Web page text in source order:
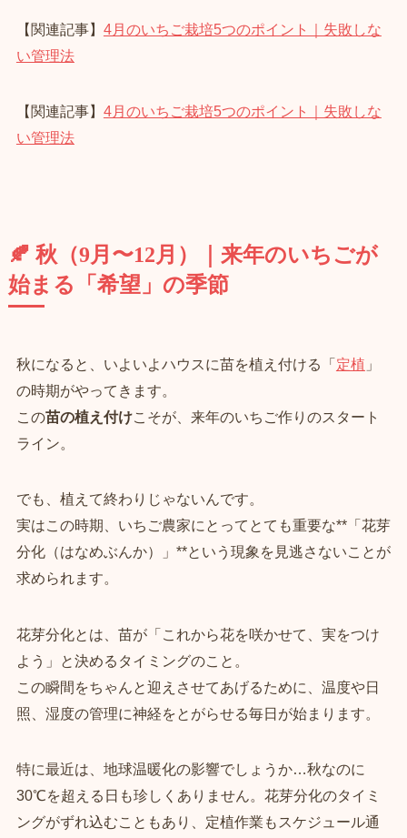
【関連記事】 4月のいちご栽培5つのポイント｜失敗しな
い管理法
【関連記事】 4月のいちご栽培5つのポイント｜失敗しな
い管理法
🍂 秋（9月〜12月）｜来年のいちごが
始まる「希望」の季節
秋になると、いよいよハウスに苗を植え付ける「定植 」
の時期がやってきます。
この苗の植え付けこそが、来年のいちご作りのスタート
ライン。
でも、植えて終わりじゃないんです。
実はこの時期、いちご農家にとってとても重要な**「花芽
分化（はなめぶんか）」**という現象を見逃さないことが
求められます。
花芽分化とは、苗が「これから花を咲かせて、実をつけ
よう」と決めるタイミングのこと。
この瞬間をちゃんと迎えさせてあげるために、温度や日
照、湿度の管理に神経をとがらせる毎日が始まります。
特に最近は、地球温暖化の影響でしょうか…秋なのに
30℃を超える日も珍しくありません。花芽分化のタイミ
ングがずれ込むこともあり、定植作業もスケジュール通